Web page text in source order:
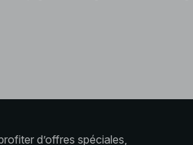
d’offres spéciales,